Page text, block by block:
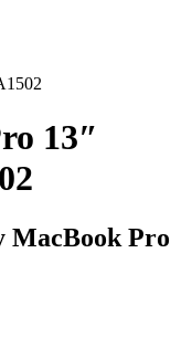
13″
MacBook Pro